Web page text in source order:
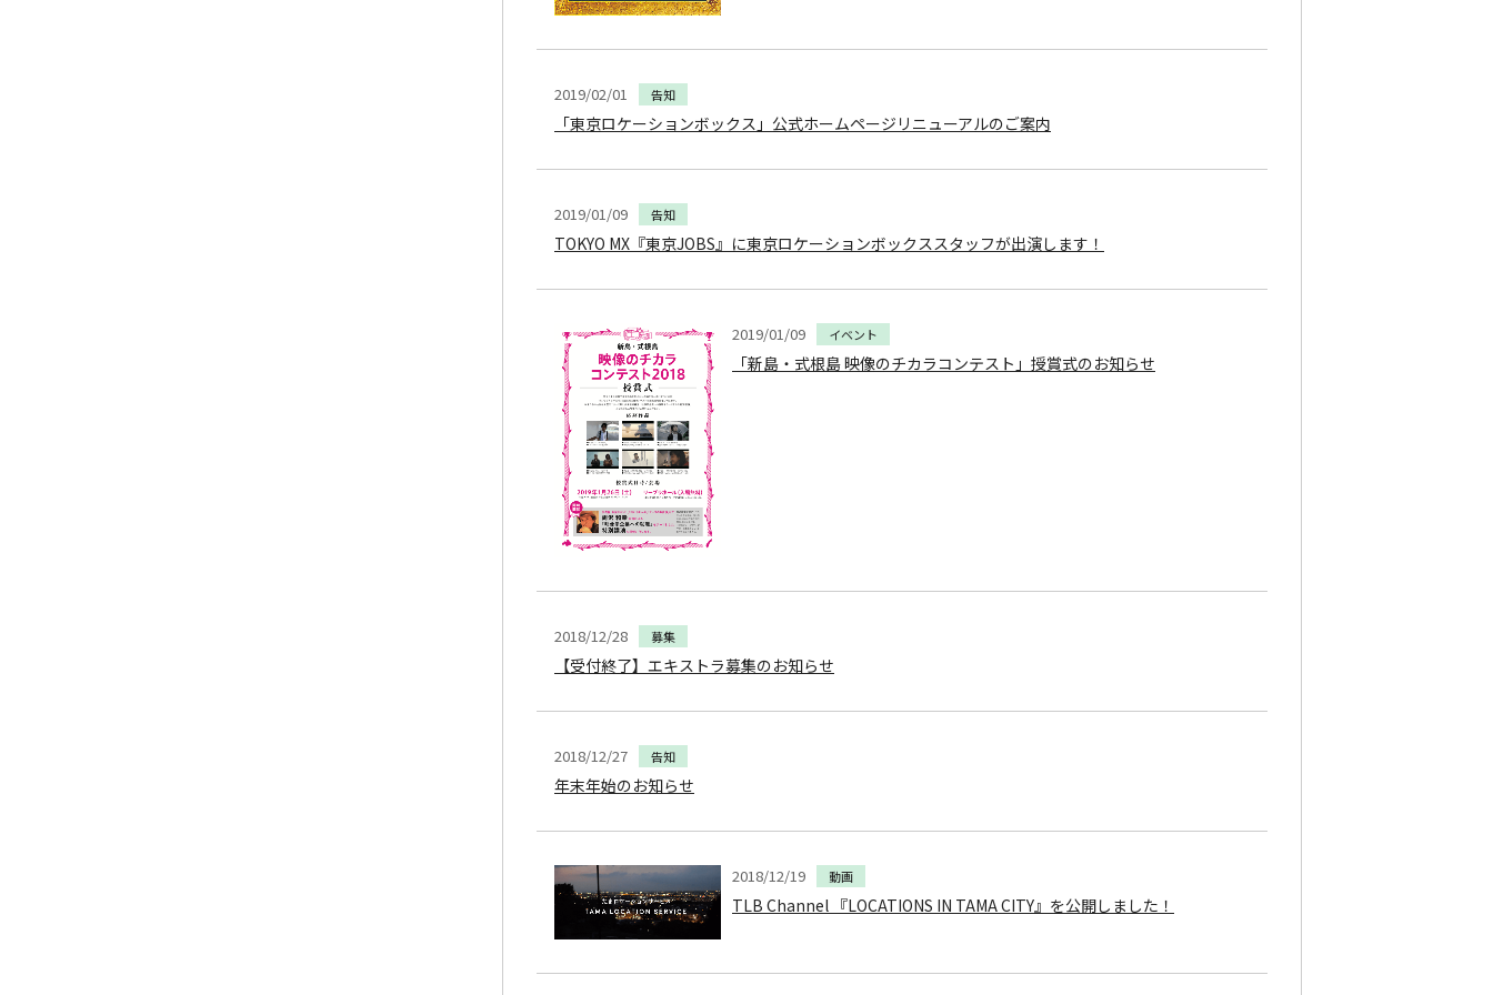
2019/02/01 告知
「東京ロケーションボックス」公式ホームページリニューアルのご案内
2019/01/09 告知
TOKYO MX『東京JOBS』に東京ロケーションボックススタッフが出演します！
2019/01/09 イベント
「新島・式根島 映像のチカラコンテスト」授賞式のお知らせ
2018/12/28 募集
【受付終了】エキストラ募集のお知らせ
2018/12/27 告知
年末年始のお知らせ
2018/12/19 動画
TLB Channel 『LOCATIONS IN TAMA CITY』を公開しました！